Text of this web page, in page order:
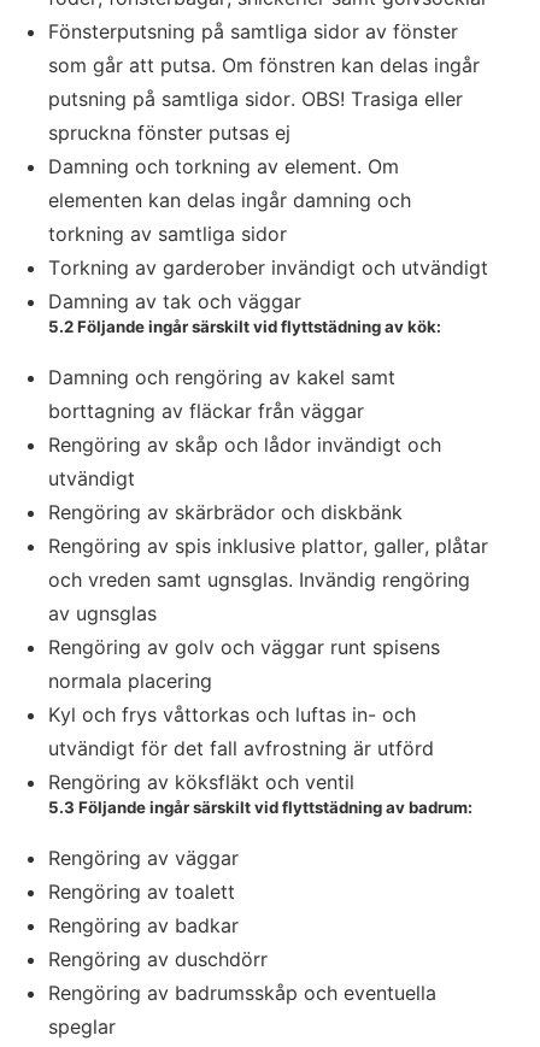
Fönsterputsning på samtliga sidor av fönster
som går att putsa. Om fönstren kan delas ingår
putsning på samtliga sidor. OBS! Trasiga eller
spruckna fönster putsas ej
Damning och torkning av element. Om
elementen kan delas ingår damning och
torkning av samtliga sidor
Torkning av garderober invändigt och utvändigt
Damning av tak och väggar
5.2 Följande ingår särskilt vid flyttstädning av kök:
Damning och rengöring av kakel samt
borttagning av fläckar från väggar
Rengöring av skåp och lådor invändigt och
utvändigt
Rengöring av skärbrädor och diskbänk
Rengöring av spis inklusive plattor, galler, plåtar
och vreden samt ugnsglas. Invändig rengöring
av ugnsglas
Rengöring av golv och väggar runt spisens
normala placering
Kyl och frys våttorkas och luftas in- och
utvändigt för det fall avfrostning är utförd
Rengöring av köksfläkt och ventil
5.3 Följande ingår särskilt vid flyttstädning av badrum:
Rengöring av väggar
Rengöring av toalett
Rengöring av badkar
Rengöring av duschdörr
Rengöring av badrumsskåp och eventuella
speglar